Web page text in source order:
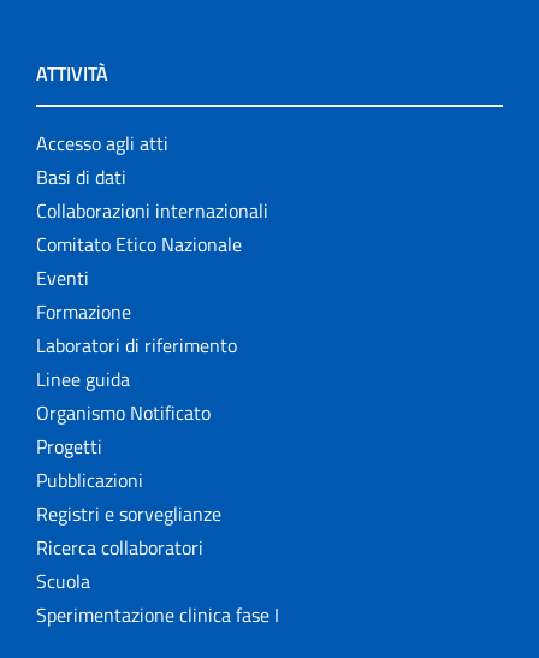
ATTIVITÀ
Accesso agli atti
Basi di dati
Collaborazioni internazionali
Comitato Etico Nazionale
Eventi
Formazione
Laboratori di riferimento
Linee guida
Organismo Notificato
Progetti
Pubblicazioni
Registri e sorveglianze
Ricerca collaboratori
Scuola
Sperimentazione clinica fase I